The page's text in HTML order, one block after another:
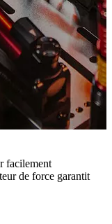
facilement
de force garantit